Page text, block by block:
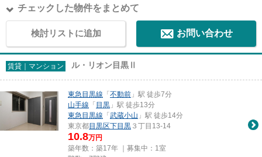
チェックした物件をまとめて
検討リストに追加 お問い合わせ
賃貸｜マンション ル・リオン目黒Ⅱ
東急目黒線 「 不動前 」駅 徒歩7分
山手線 「 目黒 」駅 徒歩13分
東急目黒線 「 武蔵小山 」駅 徒歩14分
東京都目黒区下目黒 ３丁目13-14
10.8万円
築年数：築17年 ｜募集中： 1室